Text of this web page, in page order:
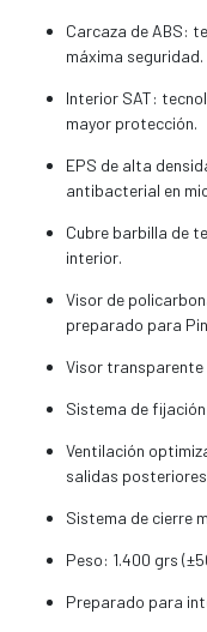
Carcaza de ABS:
máxima seguridad.
Interior SAT:
mayor protección.
EPS de alta
antibacterial en
Cubre barbilla de
interior.
Visor de
preparado para
Visor transparente
Sistema de
Ventilación
salidas
Sistema de cierre
Peso: 1.400 grs
Preparado para